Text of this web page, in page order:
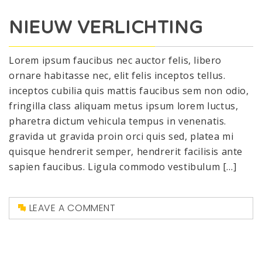
NIEUW VERLICHTING
Lorem ipsum faucibus nec auctor felis, libero
ornare habitasse nec, elit felis inceptos tellus.
inceptos cubilia quis mattis faucibus sem non odio,
fringilla class aliquam metus ipsum lorem luctus,
pharetra dictum vehicula tempus in venenatis.
gravida ut gravida proin orci quis sed, platea mi
quisque hendrerit semper, hendrerit facilisis ante
sapien faucibus. Ligula commodo vestibulum […]
LEAVE A COMMENT